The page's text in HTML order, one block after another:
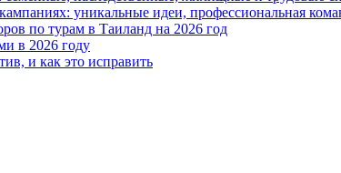
уникальные идеи, профессиональная
по турам в Таиланд на 2026 год
в 2026 году
и как это исправить